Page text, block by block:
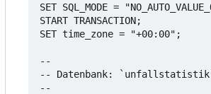
SET SQL_MODE =
START TRANSACTION;
SET time_zone = "+00:00";
--
-- Datenbank:
--